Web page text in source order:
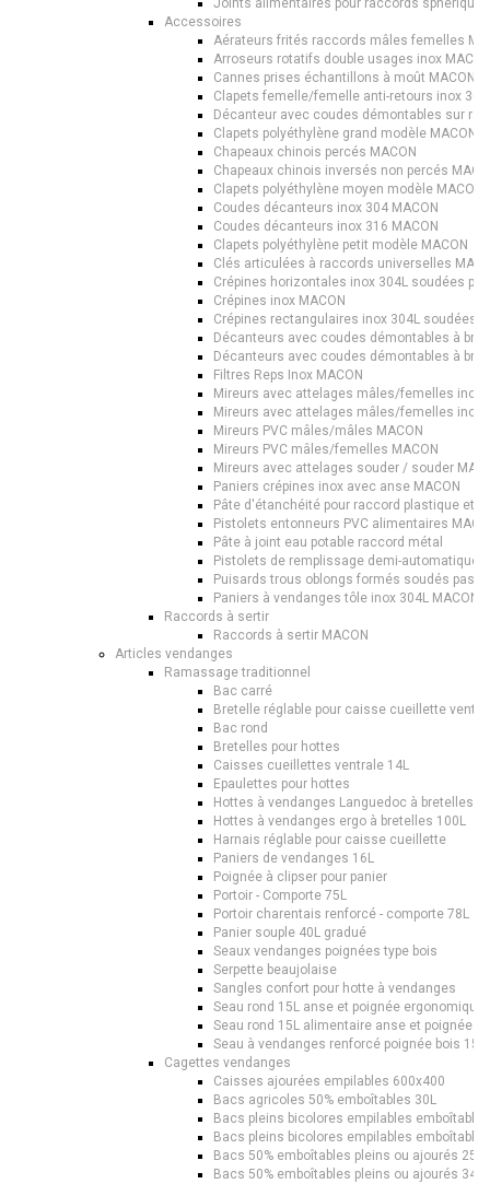
Joints alimentaires pour raccords sphériques
Accessoires
Aérateurs frités raccords mâles femelles
Arroseurs rotatifs double usages inox
Cannes prises échantillons à moût MACON
Clapets femelle/femelle anti-retours inox 304
Décanteur avec coudes démontables sur
Clapets polyéthylène grand modèle MACON
Chapeaux chinois percés MACON
Chapeaux chinois inversés non percés
Clapets polyéthylène moyen modèle MACON
Coudes décanteurs inox 304 MACON
Coudes décanteurs inox 316 MACON
Clapets polyéthylène petit modèle MACON
Clés articulées à raccords universelles
Crépines horizontales inox 304L soudées
Crépines inox MACON
Crépines rectangulaires inox 304L soudées
Décanteurs avec coudes démontables à
Décanteurs avec coudes démontables à
Filtres Reps Inox MACON
Mireurs avec attelages mâles/femelles inox
Mireurs avec attelages mâles/femelles inox
Mireurs PVC mâles/mâles MACON
Mireurs PVC mâles/femelles MACON
Mireurs avec attelages souder / souder
Paniers crépines inox avec anse MACON
Pâte d'étanchéité pour raccord plastique et
Pistolets entonneurs PVC alimentaires
Pâte à joint eau potable raccord métal
Pistolets de remplissage demi-
Puisards trous oblongs formés soudés
Paniers à vendanges tôle inox 304L MACON
Raccords à sertir
Raccords à sertir MACON
Articles vendanges
Ramassage traditionnel
Bac carré
Bretelle réglable pour caisse cueillette
Bac rond
Bretelles pour hottes
Caisses cueillettes ventrale 14L
Epaulettes pour hottes
Hottes à vendanges Languedoc à bretelles
Hottes à vendanges ergo à bretelles 100L
Harnais réglable pour caisse cueillette
Paniers de vendanges 16L
Poignée à clipser pour panier
Portoir - Comporte 75L
Portoir charentais renforcé - comporte 78L
Panier souple 40L gradué
Seaux vendanges poignées type bois
Serpette beaujolaise
Sangles confort pour hotte à vendanges
Seau rond 15L anse et poignée ergonomique
Seau rond 15L alimentaire anse et poignée
Seau à vendanges renforcé poignée bois 15L
Cagettes vendanges
Caisses ajourées empilables 600x400
Bacs agricoles 50% emboîtables 30L
Bacs pleins bicolores empilables
Bacs pleins bicolores empilables
Bacs 50% emboîtables pleins ou ajourés 25L
Bacs 50% emboîtables pleins ou ajourés 34L